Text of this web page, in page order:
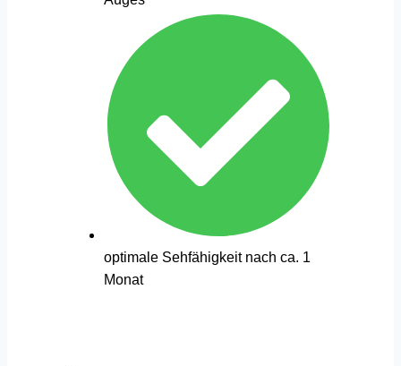
optimale Sehfähigkeit nach ca. 1
Monat